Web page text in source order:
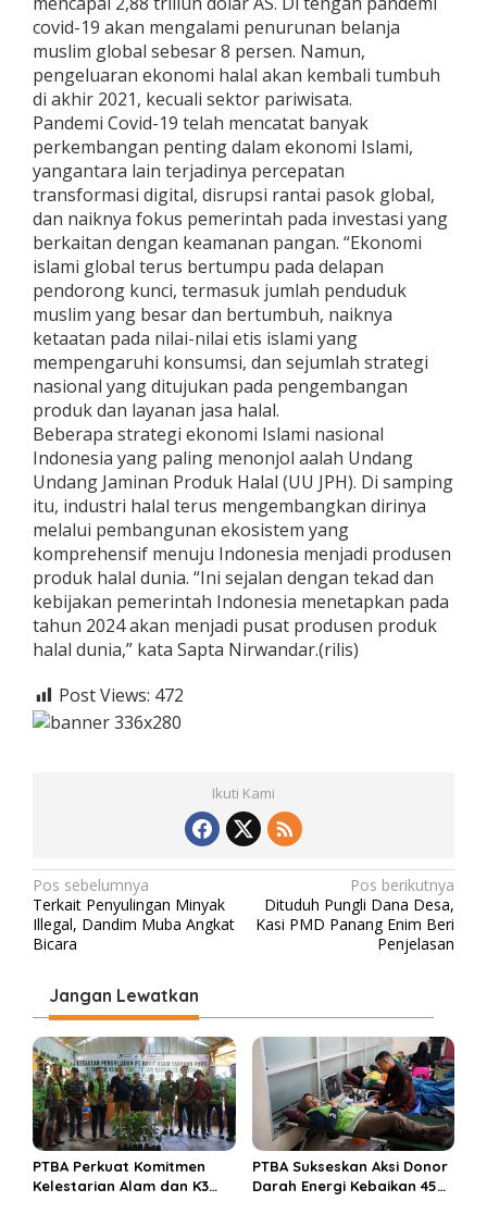
covid-19 akan mengalami penurunan belanja
muslim global sebesar 8 persen. Namun,
pengeluaran ekonomi halal akan kembali tumbuh
di akhir 2021, kecuali sektor pariwisata.
Pandemi Covid-19 telah mencatat banyak
perkembangan penting dalam ekonomi Islami,
yangantara lain terjadinya percepatan
transformasi digital, disrupsi rantai pasok global,
dan naiknya fokus pemerintah pada investasi yang
berkaitan dengan keamanan pangan. “Ekonomi
islami global terus bertumpu pada delapan
pendorong kunci, termasuk jumlah penduduk
muslim yang besar dan bertumbuh, naiknya
ketaatan pada nilai-nilai etis islami yang
mempengaruhi konsumsi, dan sejumlah strategi
nasional yang ditujukan pada pengembangan
produk dan layanan jasa halal.
Beberapa strategi ekonomi Islami nasional
Indonesia yang paling menonjol aalah Undang
Undang Jaminan Produk Halal (UU JPH). Di samping
itu, industri halal terus mengembangkan dirinya
melalui pembangunan ekosistem yang
komprehensif menuju Indonesia menjadi produsen
produk halal dunia. “Ini sejalan dengan tekad dan
kebijakan pemerintah Indonesia menetapkan pada
tahun 2024 akan menjadi pusat produsen produk
halal dunia,” kata Sapta Nirwandar.(rilis)
Post Views: 472
Ikuti Kami
N
a
v
g
a
s
i
p
o
s
Pos sebelumnya
Terkait Penyulingan Minyak
Illegal, Dandim Muba Angkat
Bicara
Pos berikutnya
Dituduh Pungli Dana Desa,
Kasi PMD Panang Enim Beri
Penjelasan
Jangan Lewatkan
PTBA Perkuat Komitmen
Kelestarian Alam dan K3
PTBA Sukseskan Aksi Donor
Darah Energi Kebaikan 45